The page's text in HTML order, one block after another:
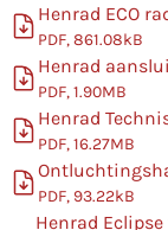
Henrad ECO
PDF, 861.08kB
Henrad
PDF, 1.90MB
Henrad
PDF, 16.27MB
PDF, 93.22kB
Henrad